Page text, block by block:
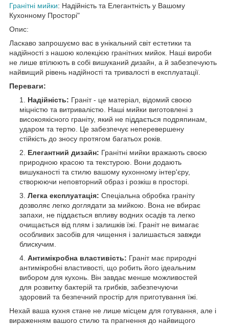
Гранітні мийки: Надійність та Елегантність у Вашому
Кухонному Просторі"
Опис:
Ласкаво запрошуємо вас в унікальний світ естетики та
надійності з нашою колекцією гранітних мийок. Наші вироби
не лише втілюють в собі вишуканий дизайн, а й забезпечують
найвищий рівень надійності та тривалості в експлуатації.
Переваги:
Надійність: Граніт - це матеріал, відомий своєю
міцністю та витривалістю. Наші мийки виготовлені з
високоякісного граніту, який не піддається подряпинам,
ударом та тертю. Це забезпечує неперевершену
стійкість до зносу протягом багатьох років.
Елегантний дизайн: Гранітні мийки вражають своєю
природною красою та текстурою. Вони додають
вишуканості та стилю вашому кухонному інтер'єру,
створюючи неповторний образ і розкіш в просторі.
Легка експлуатація: Спеціальна обробка граніту
дозволяє легко доглядати за мийкою. Вона не вбирає
запахи, не піддається впливу водних осадів та легко
очищається від плям і залишків їжі. Граніт не вимагає
особливих засобів для чищення і залишається завжди
блискучим.
Антимікробна властивість: Граніт має природні
антимікробні властивості, що робить його ідеальним
вибором для кухонь. Він завдає менше можливостей
для розвитку бактерій та грибків, забезпечуючи
здоровий та безпечний простір для приготування їжі.
Нехай ваша кухня стане не лише місцем для готування, але і
вираженням вашого стилю та прагнення до найвищого